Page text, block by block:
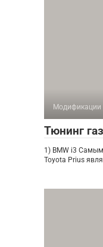
Модификации
Тюнинг
1) BMW i3
Toyota Prius